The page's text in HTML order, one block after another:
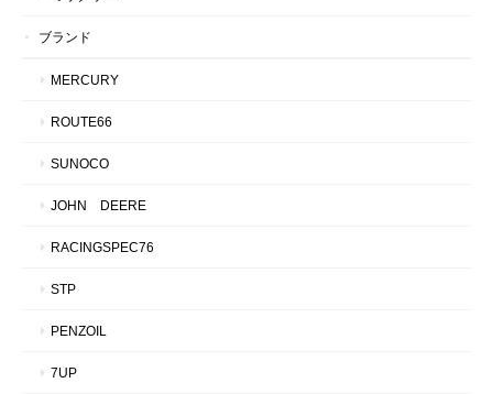
ブランド
MERCURY
ROUTE66
SUNOCO
JOHN DEERE
RACINGSPEC76
STP
PENZOIL
7UP